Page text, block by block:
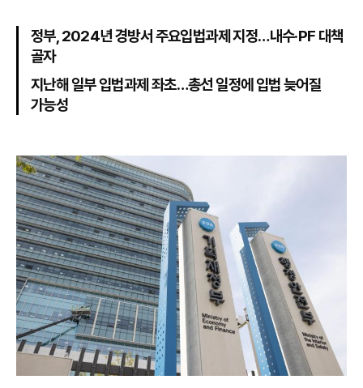
기
정부, 2024년 경방서 주요입법과제 지정…내수·PF 대책
골자
지난해 일부 입법과제 좌초…총선 일정에 입법 늦어질
가능성